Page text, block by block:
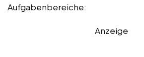
Aufgabenbereiche:
Anzeige